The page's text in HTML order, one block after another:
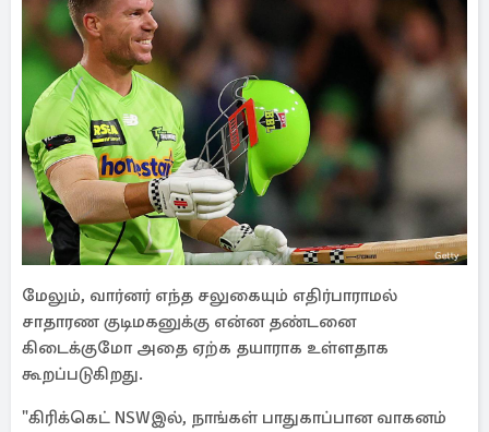
மேலும், வார்னர் எந்த சலுகையும் எதிர்பாராமல்
சாதாரண குடிமகனுக்கு என்ன தண்டனை
கிடைக்குமோ அதை ஏற்க தயாராக உள்ளதாக
கூறப்படுகிறது.
"கிரிக்கெட் NSWஇல், நாங்கள் பாதுகாப்பான வாகனம்